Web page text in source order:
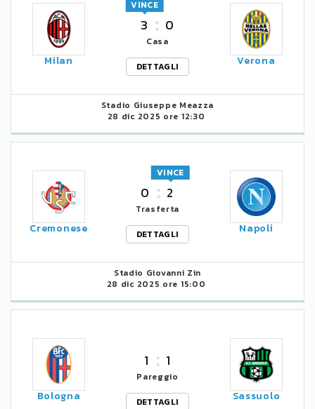
Milan
3
VINCE
0
Casa
DETTAGLI
Verona
Stadio Giuseppe Meazza
28 dic 2025 ore 12:30
Cremonese
0 2
VINCE
Trasferta
DETTAGLI
Napoli
Stadio Giovanni Zin
28 dic 2025 ore 15:00
Bologna
1 1
Pareggio
DETTAGLI
Sassuolo